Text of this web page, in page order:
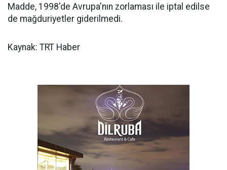
Madde, 1998'de Avrupa'nın zorlaması ile iptal edilse
de mağduriyetler giderilmedi.
Kaynak: TRT Haber